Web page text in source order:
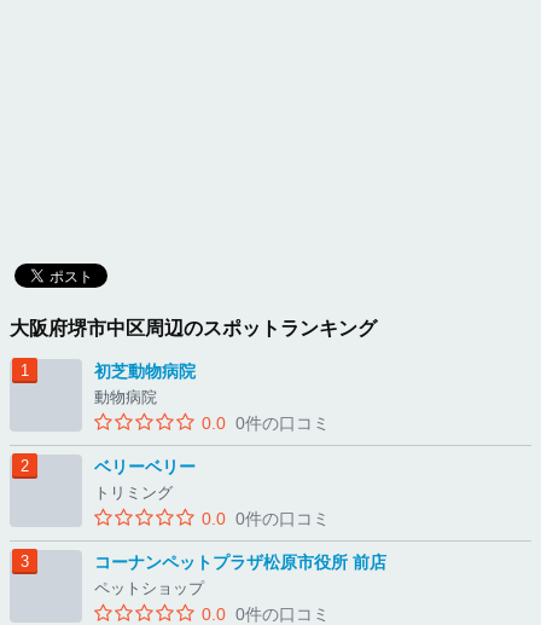
大阪府堺市中区周辺のスポットランキング
初芝動物病院
動物病院
0.0 0件の口コミ
ベリーベリー
トリミング
0.0 0件の口コミ
コーナンペットプラザ松原市役所 前店
ペットショップ
0.0 0件の口コミ